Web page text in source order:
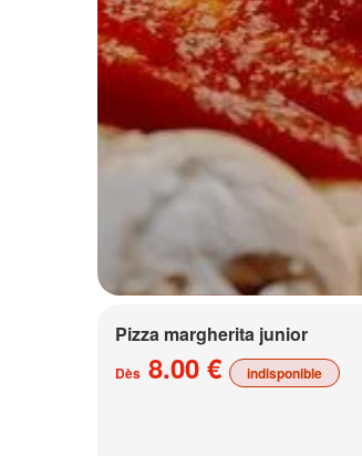
Pizza margherita junior
Dès 8.00 € indisponible